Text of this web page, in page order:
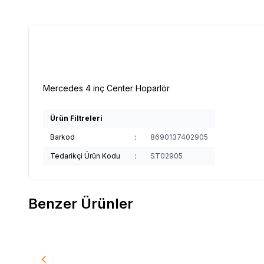
Mercedes 4 inç Center Hoparlör
Ürün Filtreleri
Barkod : 8690137402905
Tedarikçi Ürün Kodu : ST02905
Benzer Ürünler